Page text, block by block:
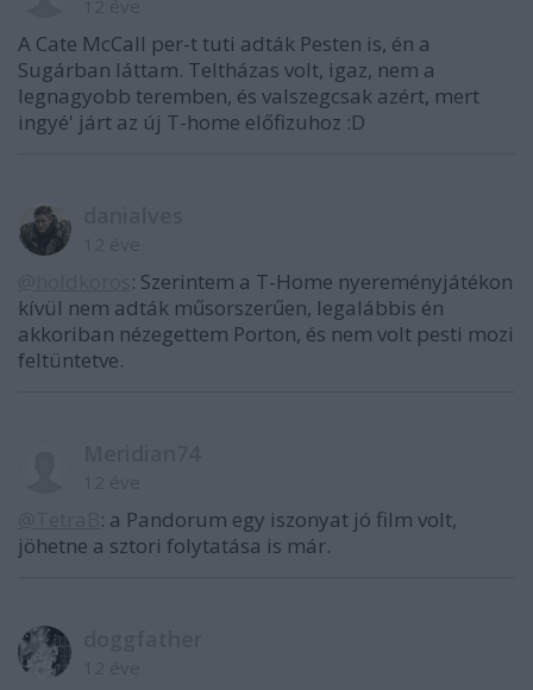
A Cate McCall per-t tuti adták Pesten is, én a
Sugárban láttam. Teltházas volt, igaz, nem a
legnagyobb teremben, és valszegcsak azért, mert
ingyé' járt az új T-home előfizuhoz :D
: Szerintem a T-Home nyereményjátékon
kívül nem adták műsorszerűen, legalábbis én
akkoriban nézegettem Porton, és nem volt pesti mozi
feltüntetve.
: a Pandorum egy iszonyat jó film volt,
jöhetne a sztori folytatása is már.